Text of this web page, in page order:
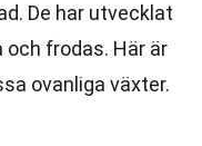
De har utvecklat
frodas. Här är
ovanliga växter.